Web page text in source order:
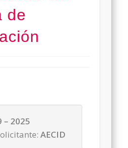
de
– 2025
AECID